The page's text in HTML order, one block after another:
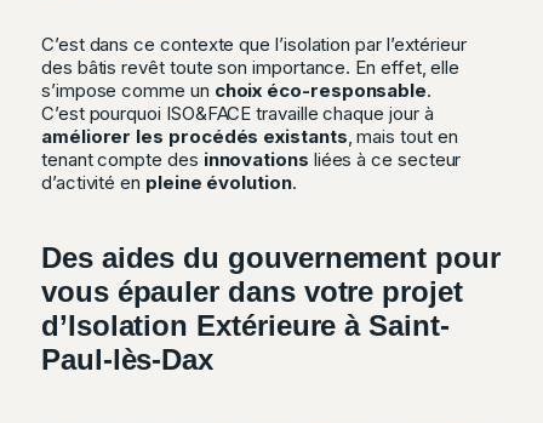
C’est dans ce contexte que l’isolation par l’extérieur
des bâtis revêt toute son importance. En effet, elle
s’impose comme un choix éco-responsable.
C’est pourquoi ISO&FACE travaille chaque jour à
améliorer les procédés existants, mais tout en
tenant compte des innovations liées à ce secteur
d’activité en pleine évolution.
Des aides du gouvernement pour
vous épauler dans votre projet
d’Isolation Extérieure à Saint-
Paul-lès-Dax